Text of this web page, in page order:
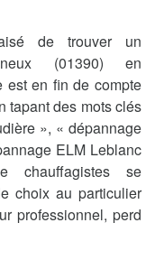
de trouver un
(01390) en
est en fin de compte
tapant des mots clés
», « dépannage
ELM Leblanc
chauffagistes se
choix au particulier
professionnel, perd